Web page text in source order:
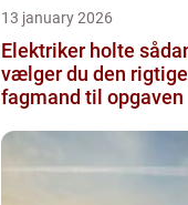
13 january 2026
Elektriker holte sådan
vælger du den rigtige
fagmand til opgaven